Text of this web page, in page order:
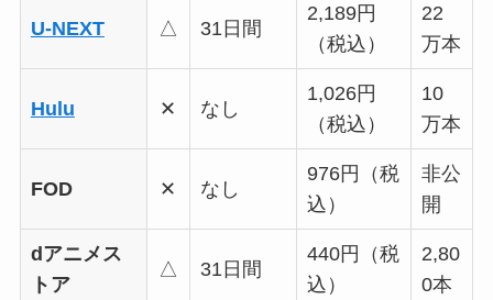
U-NEXT △ 31日間
2,189円
（税込）
22
万本
Hulu ✕ なし
1,026円
（税込）
10
万本
FOD ✕ なし
976円（税
込）
非公
開
dアニメス
トア
△ 31日間
440円（税
込）
2,80
0本